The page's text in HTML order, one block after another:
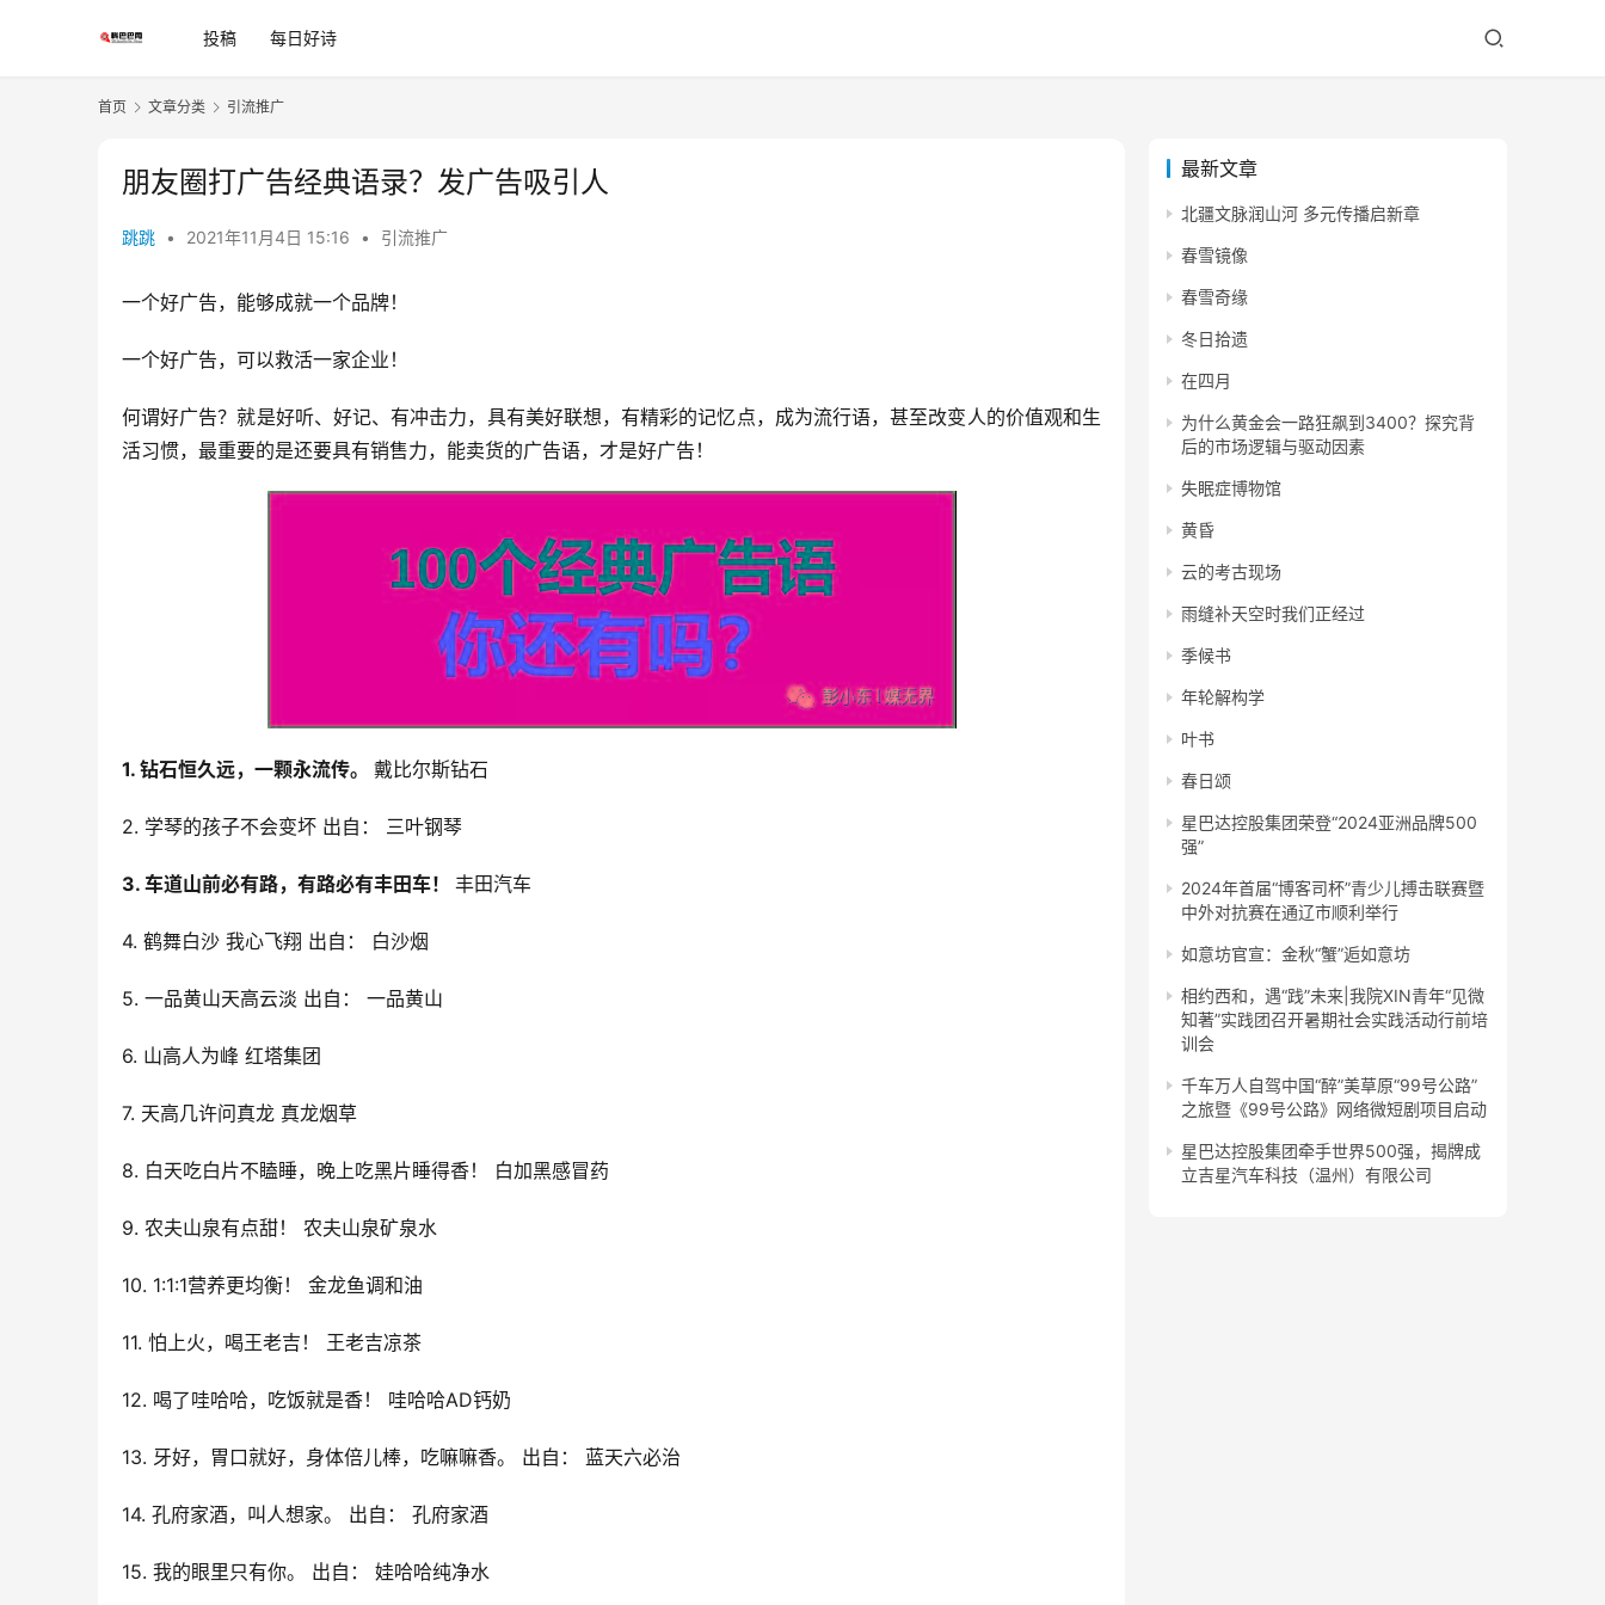
投稿 每日好诗
首页 文章分类 引流推广
朋友圈打广告经典语录？发广告吸引人
跳跳 • 2021年11月4日 15:16 • 引流推广
一个好广告，能够成就一个品牌！
一个好广告，可以救活一家企业！
何谓好广告？就是好听、好记、有冲击力，具有美好联想，有精彩的记忆点，成为流行语，甚至改变人的价值观和生
活习惯，最重要的是还要具有销售力，能卖货的广告语，才是好广告！
1. 钻石恒久远，一颗永流传。 戴比尔斯钻石
2. 学琴的孩子不会变坏 出自： 三叶钢琴
3. 车道山前必有路，有路必有丰田车！ 丰田汽车
4. 鹤舞白沙 我心飞翔 出自： 白沙烟
5. 一品黄山天高云淡 出自： 一品黄山
6. 山高人为峰 红塔集团
7. 天高几许问真龙 真龙烟草
8. 白天吃白片不瞌睡，晚上吃黑片睡得香！ 白加黑感冒药
9. 农夫山泉有点甜！ 农夫山泉矿泉水
10. 1:1:1营养更均衡！ 金龙鱼调和油
11. 怕上火，喝王老吉！ 王老吉凉茶
12. 喝了哇哈哈，吃饭就是香！ 哇哈哈AD钙奶
13. 牙好，胃口就好，身体倍儿棒，吃嘛嘛香。 出自： 蓝天六必治
14. 孔府家酒，叫人想家。 出自： 孔府家酒
15. 我的眼里只有你。 出自： 娃哈哈纯净水
最新文章
北疆文脉润山河 多元传播启新章
春雪镜像
春雪奇缘
冬日拾遗
在四月
为什么黄金会一路狂飙到3400？探究背
后的市场逻辑与驱动因素
失眠症博物馆
黄昏
云的考古现场
雨缝补天空时我们正经过
季候书
年轮解构学
叶书
春日颂
星巴达控股集团荣登“2024亚洲品牌500
强”
2024年首届“博客司杯”青少儿搏击联赛暨
中外对抗赛在通辽市顺利举行
如意坊官宣：金秋“蟹”逅如意坊
相约西和，遇“践”未来|我院XIN青年“见微
知著”实践团召开暑期社会实践活动行前培
训会
千车万人自驾中国“醉”美草原“99号公路”
之旅暨《99号公路》网络微短剧项目启动
星巴达控股集团牵手世界500强，揭牌成
立吉星汽车科技（温州）有限公司